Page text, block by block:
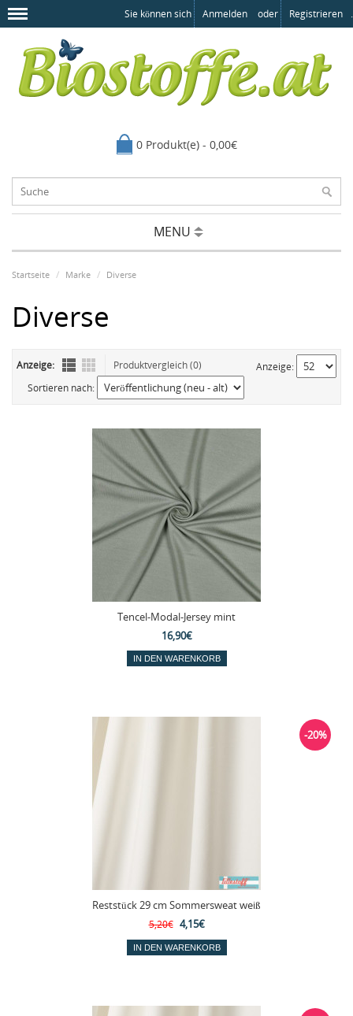
Sie können sich Anmelden oder Registrieren .
0 Produkt(e) - 0,00€
MENU
Startseite Marke Diverse
Diverse
Anzeige: Produktvergleich (0)
Anzeige:
Sortieren nach:
Tencel-Modal-Jersey mint
16,90€
Reststück 29 cm Sommersweat weiß
5,20€ 4,15€
-20%